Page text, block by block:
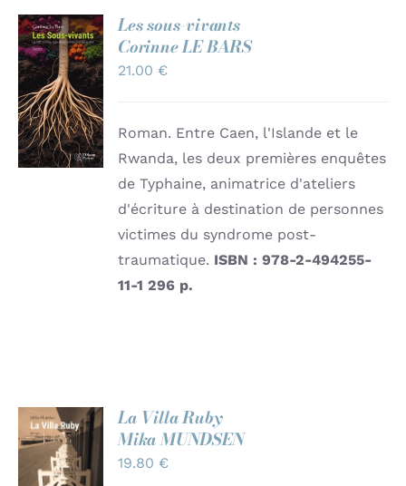
AJOUTER
AU
PANIER
/
DÉTAILS
Les sous-vivants
Corinne LE BARS
21.00 €
Roman. Entre Caen, l'Islande et le
Rwanda, les deux premières enquêtes
de Typhaine, animatrice d'ateliers
d'écriture à destination de personnes
victimes du syndrome post-
traumatique. ISBN : 978-2-494255-
11-1296 p.
AJOUTER
AU
PANIER
La Villa Ruby
Mika MUNDSEN
19.80 €